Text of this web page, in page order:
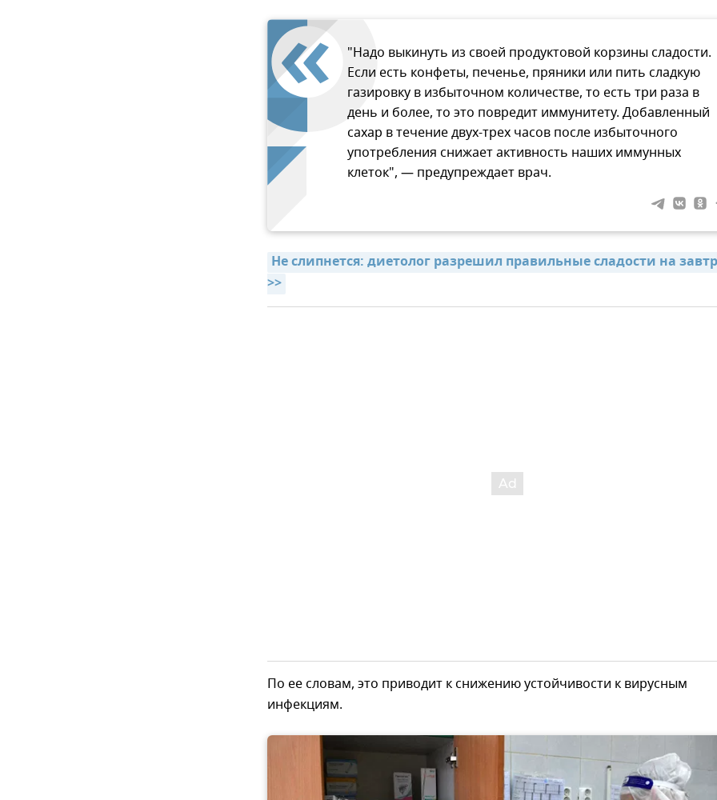
"Надо выкинуть из своей продуктовой корзины сладости.
Если есть конфеты, печенье, пряники или пить сладкую
газировку в избыточном количестве, то есть три раза в
день и более, то это повредит иммунитету. Добавленный
сахар в течение двух-трех часов после избыточного
употребления снижает активность наших иммунных
клеток", — предупреждает врач.
Не слипнется: диетолог разрешил правильные сладости на
>>
По ее словам, это приводит к снижению устойчивости к вирусным
инфекциям.